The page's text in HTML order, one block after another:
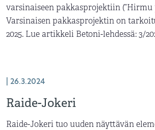
varsinaiseen pakkasprojektiin (”Hirmu
Varsinaisen pakkasprojektin on
2025. Lue artikkeli Betoni-lehdessä: 3/
| 26.3.2024
Raide-Jokeri
Raide-Jokeri tuo uuden näyttävän